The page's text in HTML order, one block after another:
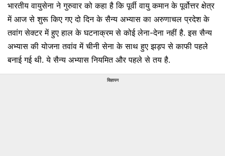
भारतीय वायुसेना ने गुरुवार को कहा है कि पूर्वी वायु कमान के पूर्वोत्तर क्षेत्र
में आज से शुरू किए गए दो दिन के सैन्य अभ्यास का अरुणाचल प्रदेश के
तवांग सेक्टर में हुए हाल के घटनाक्रम से कोई लेना-देना नहीं है. इस सैन्य
अभ्यास की योजना तवांव में चीनी सेना के साथ हुए झड़प से काफी पहले
बनाई गई थी. ये सैन्य अभ्यास नियमित और पहले से तय है.
विज्ञापन